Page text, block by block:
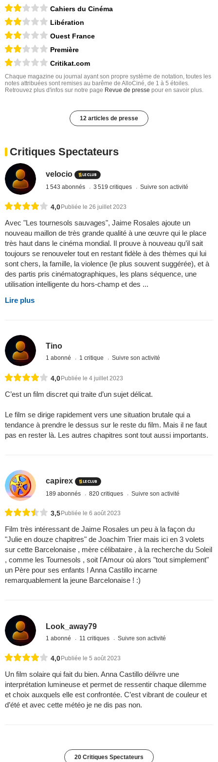
Cahiers du Cinéma
Libération
Ouest France
Première
Critikat.com
Chaque magazine ou journal ayant son propre système de notation, toutes les
notes attribuées sont remises au barême de AlloCiné, de 1 à 5 étoiles.
Retrouvez plus d'infos sur notre page Revue de presse pour en savoir plus.
12 articles de presse
Critiques Spectateurs
velocio
1 543 abonnés 3 519 critiques Suivre son activité
4,0Publiée le 26 juillet 2023
Avec "Les tournesols sauvages", Jaime Rosales ajoute un
nouveau maillon de très grande qualité à une œuvre qui le place
très haut dans le cinéma mondial. Il prouve à nouveau qu’il sait
toujours se renouveler tout en restant fidèle à des thèmes qui lui
sont chers, la famille, la violence (le plus souvent suggérée), et à
des partis pris cinématographiques, les plans séquence, une
utilisation intelligente du hors-champ et des ...
Lire plus
Tino
1 abonné 1 critique Suivre son activité
4,0 Publiée le 4 juillet 2023
C’est un film discret qui traite d’un sujet délicat.
Le film se dirige rapidement vers une situation brutale qui a
tendance à prendre le dessus sur le reste du film. Mais il ne faut
pas en rester là. Les autres chapitres sont tout aussi importants.
capirex
189 abonnés 820 critiques Suivre son activité
3,5 Publiée le 6 août 2023
Film très intéressant de Jaime Rosales un peu à la façon du
"Julie en douze chapitres" de Joachim Trier mais ici en 3 volets
sur cette Barcelonaise , mère célibataire , à la recherche du Soleil
, comme les Tournesols , soit l'Amour où alors "tout simplement"
un Père pour ses enfants ! Anna Castillo incarne
remarquablement la jeune Barcelonaise ! :)
Look_away79
1 abonné 11 critiques Suivre son activité
4,0 Publiée le 5 août 2023
Un film solaire qui fait du bien. Anna Castillo délivre une
interprétation lumineuse et permet de ressentir chaque dilemme
et choix auxquels elle est confrontée. C’est vibrant de couleur et
d’été et avec cette météo je ne dis pas non.
20 Critiques Spectateurs